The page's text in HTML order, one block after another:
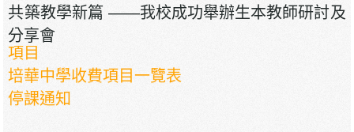
共築教學新篇 ——我校成功舉辦生本教師研討及
分享會
2026年职业教育国家教学成果奖申报——《普职